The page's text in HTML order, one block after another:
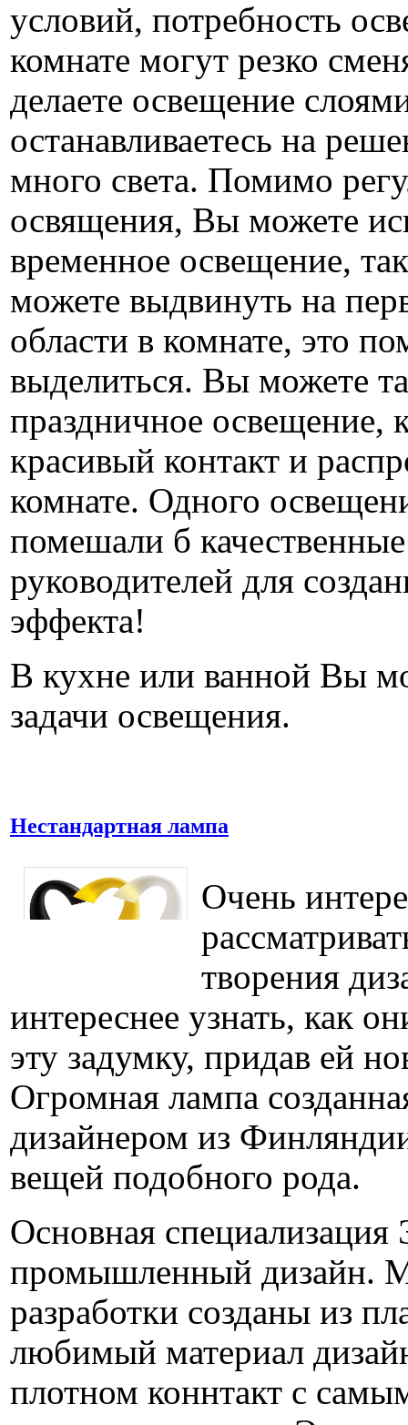
условий, потребность
комнате могут резко
делаете освещение
останавливаетесь на
много света. Помимо
освящения, Вы можете
временное освещение,
можете выдвинуть на
области в комнате, это
выделиться. Вы можете
праздничное освещение,
красивый контакт и
комнате. Одного
помешали б
руководителей для
эффекта!
В кухне или ванной Вы
задачи освещения.
Нестандартная лампа
Очень
творения
интереснее узнать, как
эту задумку, придав ей
Огромная лампа
дизайнером из
вещей подобного рода.
Основная
промышленный дизайн.
разработки созданы из
любимый материал
плотном коннтакт с